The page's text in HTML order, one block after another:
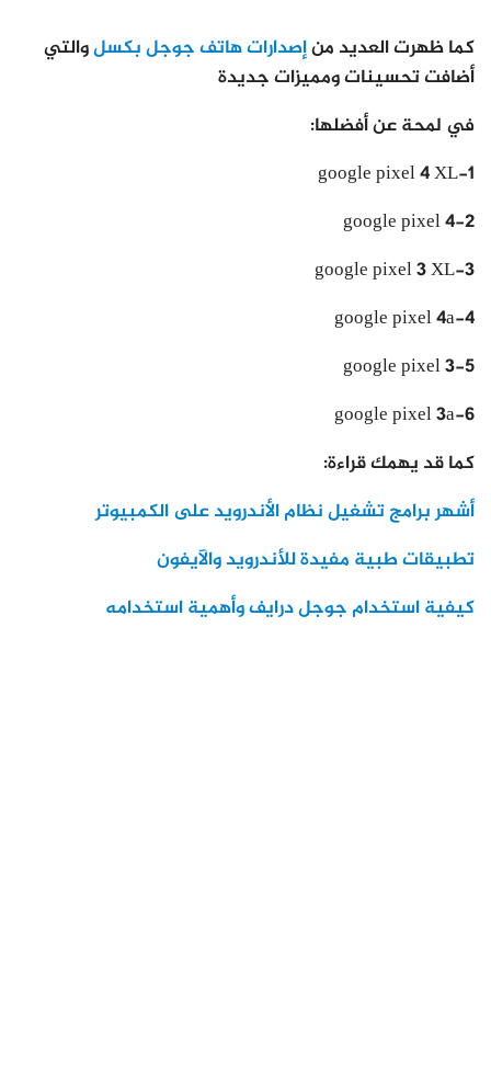
كما ظهرت العديد منإصدارات هاتف جوجل بكسلوالتي
أضافت تحسينات ومميزات جديدة
في لمحة عن أفضلها:
1-google pixel 4 XL
2-google pixel 4
3-google pixel 3 XL
4-google pixel 4a
5-google pixel 3
6-google pixel 3a
كما قد يهمك قراءة:
أشهر برامج تشغيل نظام الأندرويد على الكمبيوتر
تطبيقات طبية مفيدة للأندرويد والآيفون
كيفية استخدام جوجل درايف وأهمية استخدامه